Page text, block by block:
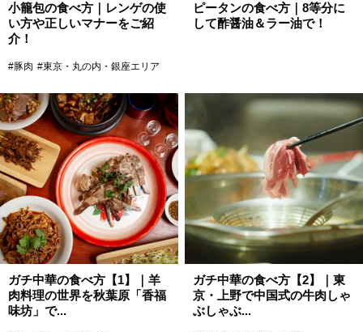
小籠包の食べ方｜レンゲの使
い方や正しいマナーをご紹
介！
#豚肉 #東京・丸の内・銀座エリア
ピータンの食べ方｜8等分に
して酢醤油＆ラー油で！
ガチ中華の食べ方【1】｜羊
肉料理の世界を秋葉原「香福
味坊」で...
ガチ中華の食べ方【2】｜東
京・上野で中国式の牛肉しゃ
ぶしゃぶ...